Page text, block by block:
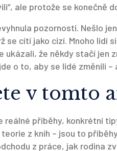
ale protože se konečně
pozornosti. Nešlo
se cítí jako cizí. Mnoho lidí
ukázali, že někdy stačí jen
o to, aby se lidé změnili
v tomto
příběhy, konkrétní
z knih – jsou to
z práce, jak rodina